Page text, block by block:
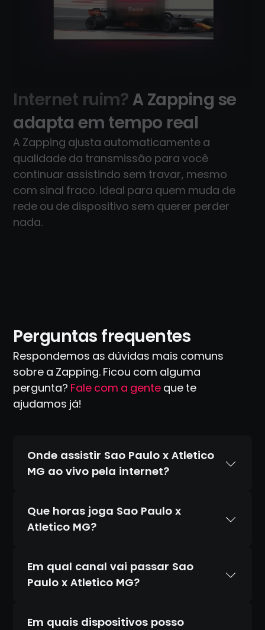
Internet ruim?A Zapping se
adapta em tempo real
A Zapping ajusta automaticamente a
qualidade da transmissão para você
continuar assistindo sem travar, mesmo
com sinal fraco. Ideal para quem muda de
rede ou de dispositivo sem querer perder
nada.
Perguntas frequentes
Respondemos as dúvidas mais comuns
sobre a Zapping. Ficou com alguma
pergunta? Fale com a gente que te
ajudamos já!
Onde assistir Sao Paulo x Atletico
MG ao vivo pela internet?
Que horas joga Sao Paulo x
Atletico MG?
Em qual canal vai passar Sao
Paulo x Atletico MG?
Em quais dispositivos posso